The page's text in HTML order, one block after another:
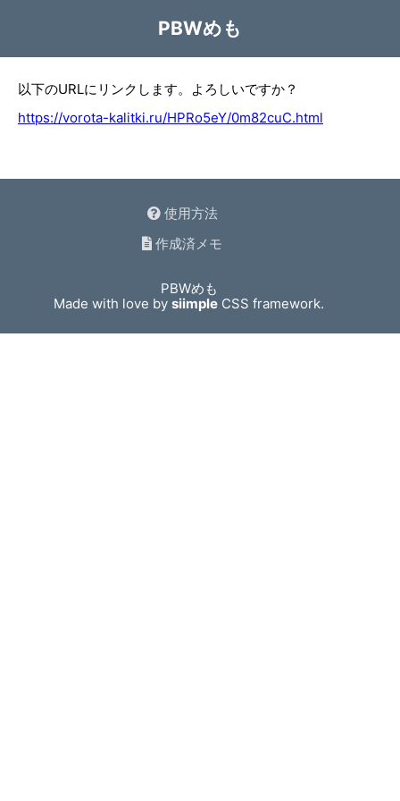
PBWめも
以下のURLにリンクします。よろしいですか？
https://vorota-kalitki.ru/HPRo5eY/0m82cuC.html
使用方法
作成済メモ
PBWめも
Made with love bysiimple CSS framework.